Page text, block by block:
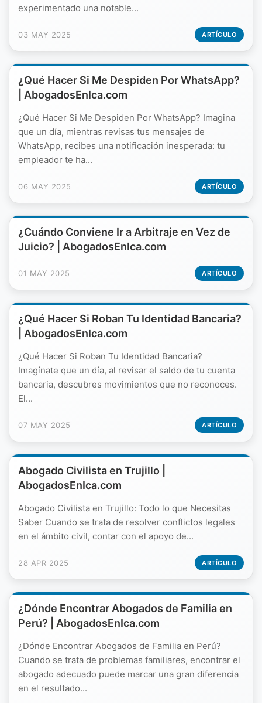
experimentado una notable...
03 MAY 2025 ARTÍCULO
¿Qué Hacer Si Me Despiden Por WhatsApp?
| AbogadosEnIca.com
¿Qué Hacer Si Me Despiden Por WhatsApp? Imagina
que un día, mientras revisas tus mensajes de
WhatsApp, recibes una notificación inesperada: tu
empleador te ha...
06 MAY 2025 ARTÍCULO
¿Cuándo Conviene Ir a Arbitraje en Vez de
Juicio? | AbogadosEnIca.com
01 MAY 2025 ARTÍCULO
¿Qué Hacer Si Roban Tu Identidad Bancaria?
| AbogadosEnIca.com
¿Qué Hacer Si Roban Tu Identidad Bancaria?
Imagínate que un día, al revisar el saldo de tu cuenta
bancaria, descubres movimientos que no reconoces.
El...
07 MAY 2025 ARTÍCULO
Abogado Civilista en Trujillo |
AbogadosEnIca.com
Abogado Civilista en Trujillo: Todo lo que Necesitas
Saber Cuando se trata de resolver conflictos legales
en el ámbito civil, contar con el apoyo de...
28 APR 2025 ARTÍCULO
¿Dónde Encontrar Abogados de Familia en
Perú? | AbogadosEnIca.com
¿Dónde Encontrar Abogados de Familia en Perú?
Cuando se trata de problemas familiares, encontrar el
abogado adecuado puede marcar una gran diferencia
en el resultado...